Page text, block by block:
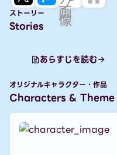
ストーリー
Stories
ORIGINAL STORY
「 ｾ界 』
/ ｶｲ説 .
NSFW
あらすじを読む
オリジナルキャラクター・作品
Characters & Theme